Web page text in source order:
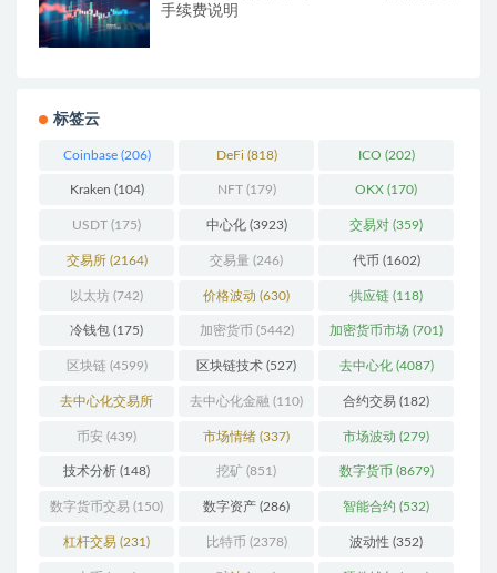
手续费说明
标签云
Coinbase(206) DeFi (818) ICO (202)
Kraken (104) NFT(179) OKX (170)
USDT (175) 中心化(3923) 交易对 (359)
交易所(2164) 交易量 (246) 代币 (1602)
以太坊 (742) 价格波动 (630) 供应链 (118)
冷钱包 (175) 加密货币 (5442) 加密货币市场 (701)
区块链(4599) 区块链技术 (527) 去中心化(4087)
去中心化交易所
(196)
去中心化金融 (110) 合约交易 (182)
币安 (439) 市场情绪 (337) 市场波动 (279)
技术分析 (148) 挖矿 (851) 数字货币 (8679)
数字货币交易 (150) 数字资产 (286) 智能合约 (532)
杠杆交易 (231) 比特币 (2378) 波动性 (352)